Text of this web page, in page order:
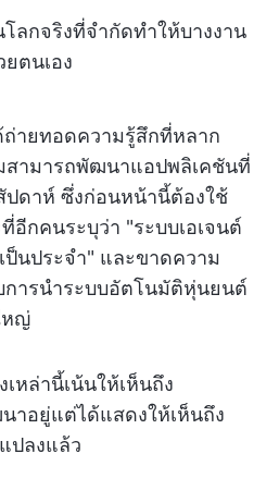
โลกจริงที่จำกัดทำให้บางงาน
ตนเอง
ายทอดความรู้สึกที่หลาก
สามารถพัฒนาแอปพลิเคชันที่
ดาห์ ซึ่งก่อนหน้านี้ต้องใช้
อีกคนระบุว่า "ระบบเอเจนต์
ป็นประจำ" และขาดความ
การนำระบบอัตโนมัติหุ่นยนต์
หญ่
หล่านี้เน้นให้เห็นถึง
อยู่แต่ได้แสดงให้เห็นถึง
ปลงแล้ว